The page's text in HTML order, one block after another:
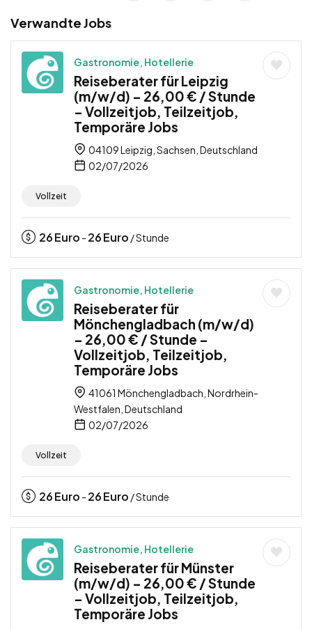
Verwandte Jobs
Gastronomie, Hotellerie
Reiseberater für Leipzig
(m/w/d) – 26,00 € / Stunde
– Vollzeitjob, Teilzeitjob,
Temporäre Jobs
04109 Leipzig, Sachsen, Deutschland
02/07/2026
Vollzeit
26Euro - 26Euro / Stunde
Gastronomie, Hotellerie
Reiseberater für
Mönchengladbach (m/w/d)
– 26,00 € / Stunde –
Vollzeitjob, Teilzeitjob,
Temporäre Jobs
41061 Mönchengladbach, Nordrhein-
Westfalen, Deutschland
02/07/2026
Vollzeit
26Euro - 26Euro / Stunde
Gastronomie, Hotellerie
Reiseberater für Münster
(m/w/d) – 26,00 € / Stunde
– Vollzeitjob, Teilzeitjob,
Temporäre Jobs